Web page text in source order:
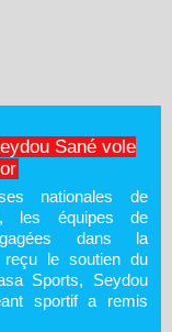
Sané vole
nationales de
les équipes de
dans la
reçu le soutien du
Sports, Seydou
sportif a remis